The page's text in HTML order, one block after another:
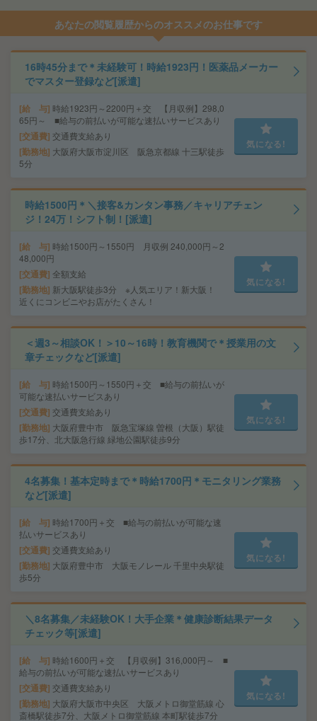
あなたの閲覧履歴からのオススメのお仕事です
16時45分まで＊未経験可！時給1923円！医薬品メーカー
でマスター登録など[派遣]
給 与 時給1923円～2200円＋交 【月収例】298,0
65円～ ■給与の前払いが可能な速払いサービスあり
交通費 交通費支給あり
勤務地 大阪府大阪市淀川区 阪急京都線 十三駅徒歩
5分
気になる!
時給1500円＊＼接客&カンタン事務／キャリアチェン
ジ！24万！シフト制！[派遣]
給 与 時給1500円～1550円 月収例 240,000円～2
48,000円
交通費 全額支給
勤務地 新大阪駅徒歩3分 ※人気エリア！新大阪！
近くにコンビニやお店がたくさん！
気になる!
＜週3～相談OK！＞10～16時！教育機関で＊授業用の文
章チェックなど[派遣]
給 与 時給1500円～1550円＋交 ■給与の前払いが
可能な速払いサービスあり
交通費 交通費支給あり
勤務地 大阪府豊中市 阪急宝塚線 曽根（大阪）駅徒
歩17分、北大阪急行線 緑地公園駅徒歩9分
気になる!
4名募集！基本定時まで＊時給1700円＊モニタリング業務
など[派遣]
給 与 時給1700円＋交 ■給与の前払いが可能な速
払いサービスあり
交通費 交通費支給あり
勤務地 大阪府豊中市 大阪モノレール 千里中央駅徒
歩5分
気になる!
＼8名募集／未経験OK！大手企業＊健康診断結果データ
チェック等[派遣]
給 与 時給1600円＋交 【月収例】316,000円～ ■
給与の前払いが可能な速払いサービスあり
交通費 交通費支給あり
勤務地 大阪府大阪市中央区 大阪メトロ御堂筋線 心
斎橋駅徒歩7分、大阪メトロ御堂筋線 本町駅徒歩7分
気になる!